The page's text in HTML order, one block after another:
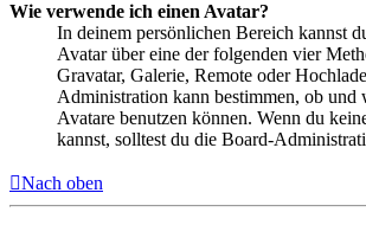
Wie verwende ich einen Avatar?
In deinem persönlichen Bereich kannst
Avatar über eine der folgenden vier
Gravatar, Galerie, Remote oder
Administration kann bestimmen, ob und
Avatare benutzen können. Wenn du
kannst, solltest du die Board-
Nach oben